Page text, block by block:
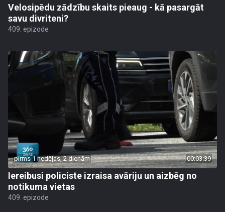
Velosipēdu zādzību skaits pieaug - kā pasargāt
savu divriteni?
409. epizode
pirms 1 nedēļas, 2 dienām 00:03:39
Iereibusi policiste izraisa avāriju un aizbēg no
notikuma vietas
409. epizode